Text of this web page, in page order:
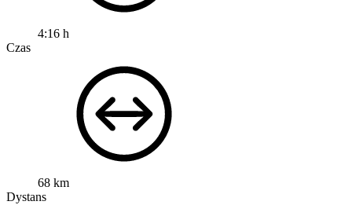
4:16 h
Czas
68 km
Dystans